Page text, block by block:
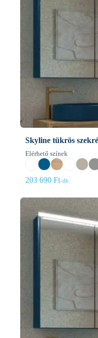
Skyline tükrös
Elérhető színek
203 690 Ft